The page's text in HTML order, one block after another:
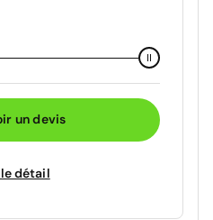
un devis
détail